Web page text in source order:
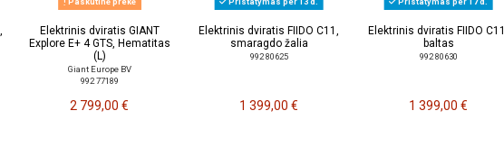
Paskutinė prekė
Elektrinis dviratis GIANT
Explore E+ 4 GTS, Hematitas
(L)
Giant Europe BV
992 77189
2 799,00 €
Pristatymas per 13 d.
Elektrinis dviratis FIIDO C11,
smaragdo žalia
992 80625
1 399,00 €
Pristatymas per 17 d.
Elektrinis dviratis FIIDO C11,
baltas
992 80630
1 399,00 €